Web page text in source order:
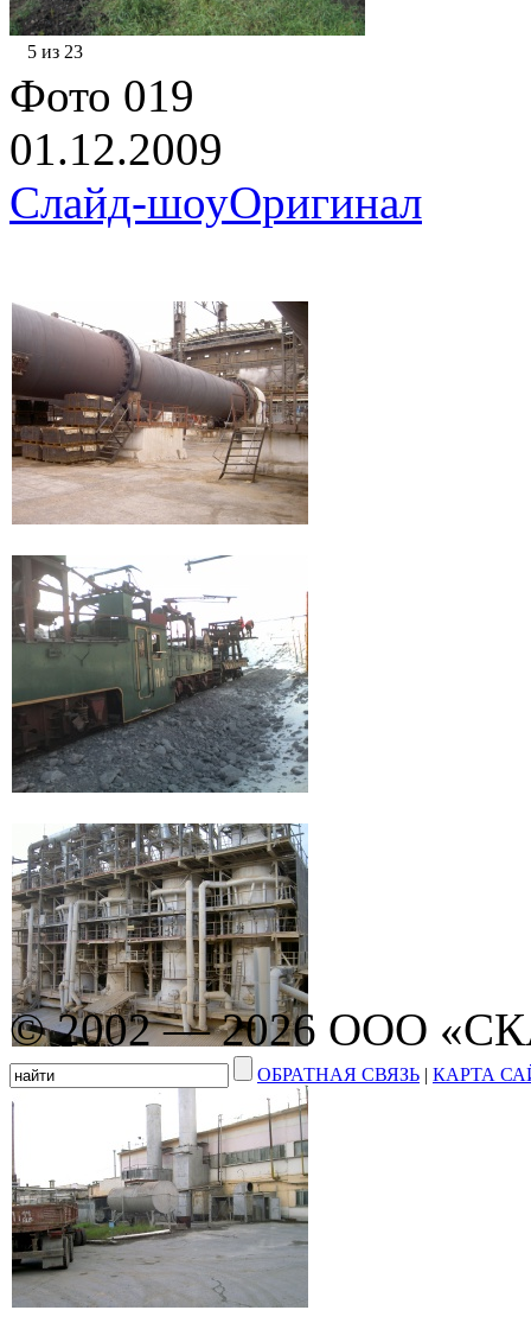
5 из 23
Фото 019
01.12.2009
Слайд-шоуОригинал
© 2002 — 2026 ООО
ОБРАТНАЯ СВЯЗЬ | КАРТА